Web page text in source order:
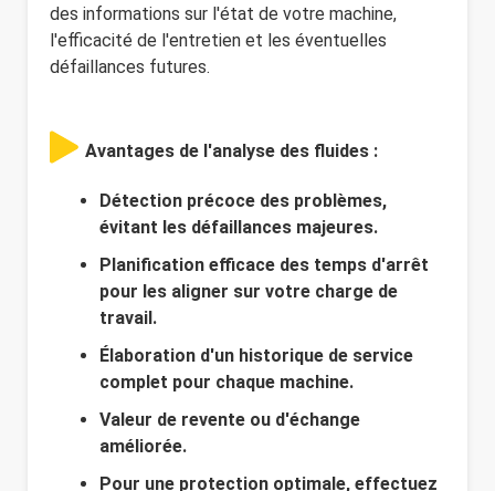
des informations sur l'état de votre machine,
l'efficacité de l'entretien et les éventuelles
défaillances futures.
Avantages de l'analyse des fluides :
Détection précoce des problèmes,
évitant les défaillances majeures.
Planification efficace des temps d'arrêt
pour les aligner sur votre charge de
travail.
Élaboration d'un historique de service
complet pour chaque machine.
Valeur de revente ou d'échange
améliorée.
Pour une protection optimale, effectuez